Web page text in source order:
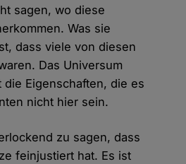
sagen, wo diese
Was sie
dass viele von diesen
Das Universum
die Eigenschaften, die es
nicht hier sein.
zu sagen, dass
feinjustiert hat. Es ist